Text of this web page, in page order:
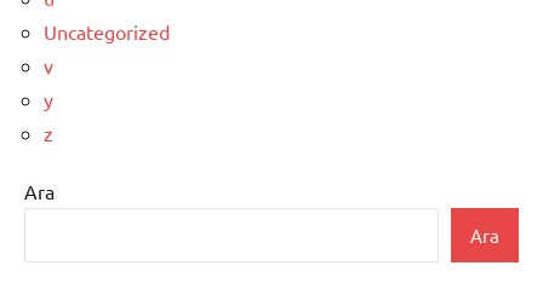
Uncategorized
v
y
z
Ara
Ara